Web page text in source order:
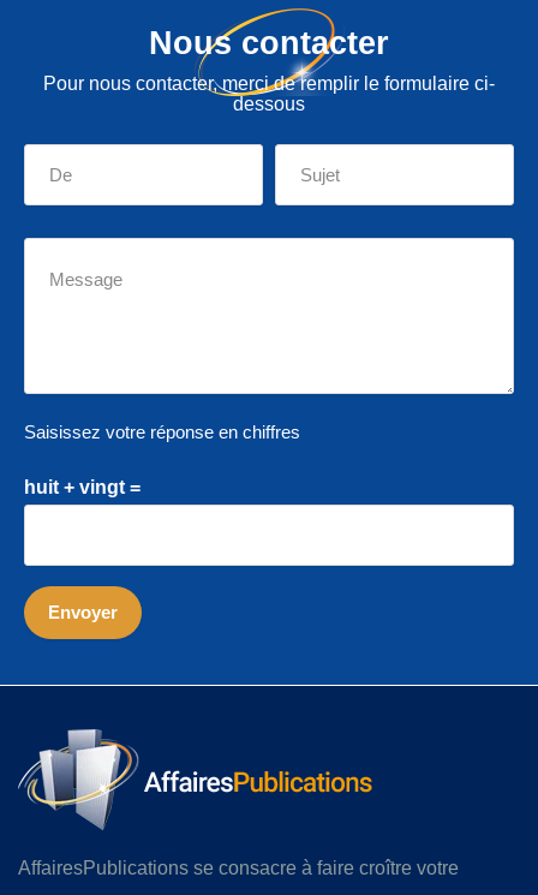
Nous contacter
Pour nous contacter, merci de remplir le formulaire ci-
dessous
Saisissez votre réponse en chiffres
huit + vingt =
AffairesPublications se consacre à faire croître votre